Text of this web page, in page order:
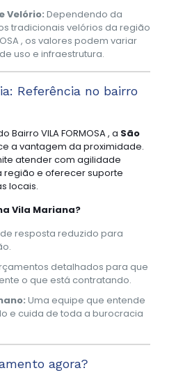
Velório: Dependendo da
tradicionais velórios da região
, os valores podem variar
uso e infraestrutura.
Referência no bairro
VILA FORMOSA , a São
a vantagem da proximidade.
atender com agilidade
e oferecer suporte
locais.
Vila Mariana?
resposta reduzido para
detalhados para que
o que está contratando.
Uma equipe que entende
e cuida de toda a burocracia
agora?